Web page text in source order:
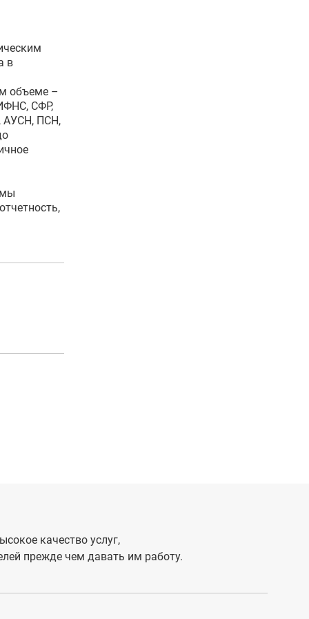
в
объеме –
СФР,
АУСН, ПСН,
качество услуг,
прежде чем давать им работу.